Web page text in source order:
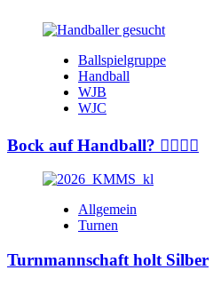
Ballspielgruppe
Handball
WJB
WJC
Bock auf Handball? 🤾‍♂️🤾‍♀️
Allgemein
Turnen
Turnmannschaft holt Silber